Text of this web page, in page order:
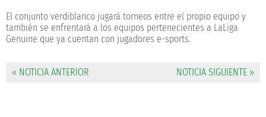
El conjunto verdiblanco jugará torneos entre el propio equipo y
también se enfrentará a los equipos pertenecientes a LaLiga
Genuine que ya cuentan con jugadores e-sports.
« NOTICIA ANTERIOR NOTICIA SIGUIENTE »